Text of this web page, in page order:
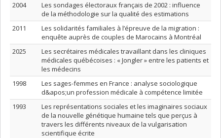
2004
Les sondages électoraux français de 2002 : influence
de la méthodologie sur la qualité des estimations
2011
Les solidarités familiales à l’épreuve de la migration :
enquête auprès de couples de Marocains à Montréal
2025
Les secrétaires médicales travaillant dans les cliniques
médicales québécoises : « Jongler » entre les patients et
les médecins
1998
Les sages-femmes en France : analyse sociologique
d&apos;un profession médicale à compétence limitée
1993
Les représentations sociales et les imaginaires sociaux
de la nouvelle génétique humaine tels que perçus à
travers les différents niveaux de la vulgarisation
scientifique écrite